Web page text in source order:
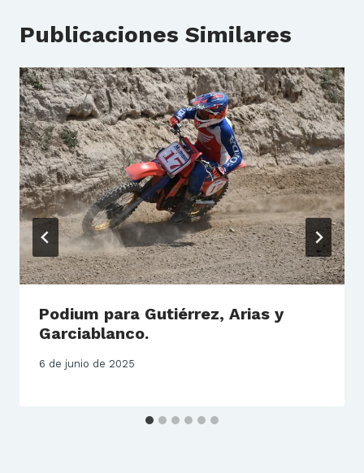
Publicaciones Similares
Podium para Gutiérrez, Arias y
Garciablanco.
6 de junio de 2025